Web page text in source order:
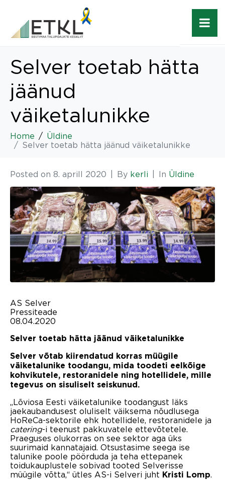
Selver toetab hätta
jäänud
väiketalunikke
Home
Üldine
Selver toetab hätta jäänud väiketalunikke
Posted on 8. aprill 2020 By kerli In Üldine
AS Selver
Pressiteade
08.04.2020
Selver toetab hätta jäänud väiketalunikke
Selver võtab kiirendatud korras müügile
väiketalunike toodangu, mida toodeti eelkõige
kohvikutele, restoranidele ning hotellidele, mille
tegevus on sisuliselt seiskunud.
„Lõviosa Eesti väiketalunike toodangust läks
jaekaubandusest oluliselt väiksema nõudlusega
HoReCa-sektorile ehk hotellidele, restoranidele ja
catering-i teenust pakkuvatele ettevõtetele.
Praeguses olukorras on see sektor aga üks
suurimaid kannatajaid. Otsustasime seega ise
talunike poole pöörduda ja teha ettepanek
toidukauplustele sobivad tooted Selverisse
müügile võtta,“ ütles AS-i Selveri juht Kristi Lomp.